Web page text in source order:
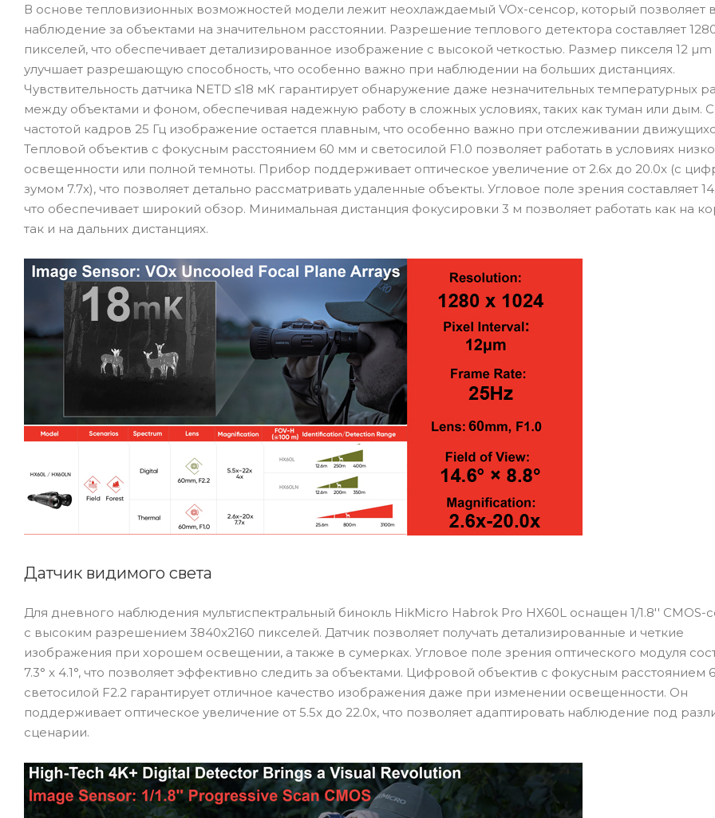
В основе тепловизионных возможностей модели лежит неохлаждаемый VOx-сенсор, который позволяет
наблюдение за объектами на значительном расстоянии. Разрешение теплового детектора составляет
пикселей, что обеспечивает детализированное изображение с высокой четкостью. Размер пикселя 12 µm
улучшает разрешающую способность, что особенно важно при наблюдении на больших дистанциях.
Чувствительность датчика NETD ≤18 мК гарантирует обнаружение даже незначительных температурных
между объектами и фоном, обеспечивая надежную работу в сложных условиях, таких как туман или дым. С
частотой кадров 25 Гц изображение остается плавным, что особенно важно при отслеживании
Тепловой объектив с фокусным расстоянием 60 мм и светосилой F1.0 позволяет работать в условиях
освещенности или полной темноты. Прибор поддерживает оптическое увеличение от 2.6x до 20.0x (с
зумом 7.7x), что позволяет детально рассматривать удаленные объекты. Угловое поле зрения составляет
что обеспечивает широкий обзор. Минимальная дистанция фокусировки 3 м позволяет работать как на
так и на дальних дистанциях.
Датчик видимого света
Для дневного наблюдения мультиспектральный бинокль HikMicro Habrok Pro HX60L оснащен 1/1.8'' CMOS-
с высоким разрешением 3840x2160 пикселей. Датчик позволяет получать детализированные и четкие
изображения при хорошем освещении, а также в сумерках. Угловое поле зрения оптического модуля
7.3° x 4.1°, что позволяет эффективно следить за объектами. Цифровой объектив с фокусным расстоянием
светосилой F2.2 гарантирует отличное качество изображения даже при изменении освещенности. Он
поддерживает оптическое увеличение от 5.5x до 22.0x, что позволяет адаптировать наблюдение под
сценарии.